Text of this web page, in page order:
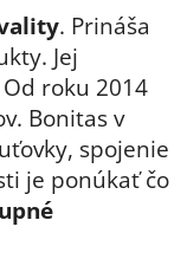
. Prináša
Jej
roku 2014
Bonitas v
spojenie
je ponúkať čo